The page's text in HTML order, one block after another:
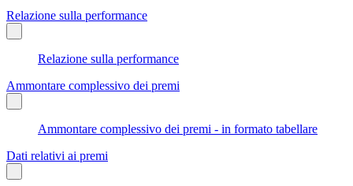
Relazione sulla performance
Relazione sulla performance
Ammontare complessivo dei premi
Ammontare complessivo dei premi - in formato tabellare
Dati relativi ai premi